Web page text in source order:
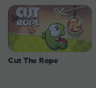
Cut The Rope